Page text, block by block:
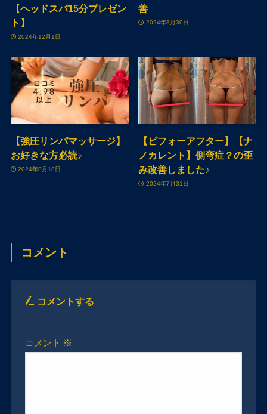
【ヘッドスパ15分プレゼン
ト】
2024年12月1日
善
2024年8月30日
【強圧リンパマッサージ】
お好きな方必読♪
2024年8月18日
【ビフォーアフター】【ナ
ノカレント】側弯症？の歪
み改善しました♪
2024年7月31日
コメント
コメントする
コメント ※